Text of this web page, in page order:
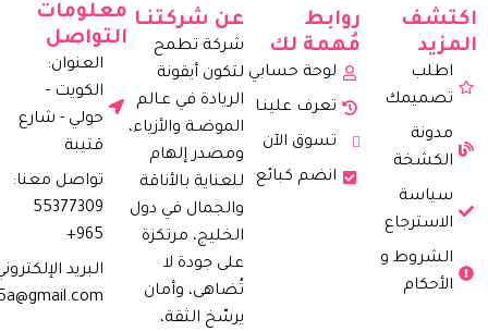
اكتشف
المزيد
اطلب
تصميمك
مدونة
الكشخة
سياسة
الاسترجاع
الشروط و
الأحكام
روابط
مُهمة لك
لوحة حسابي
تعرف علينـا
تسوق الآن
انضم كبائع
عن شركتنـا
شركة تطمح
لتكون أيقونة
الريادة في عـالم
الموضـة والأزياء،
ومصدر إلهام
للعناية بالأناقة
والجمال في دول
الخليج، مرتكزة
على جودة لا
تُضاهى، وأمان
يرسّخ الثقة،
معلومات
التواصل
العنوان:
الكويت -
حولي - شارع
قتيبة
تواصل معنا:
55377309
965+
البريد